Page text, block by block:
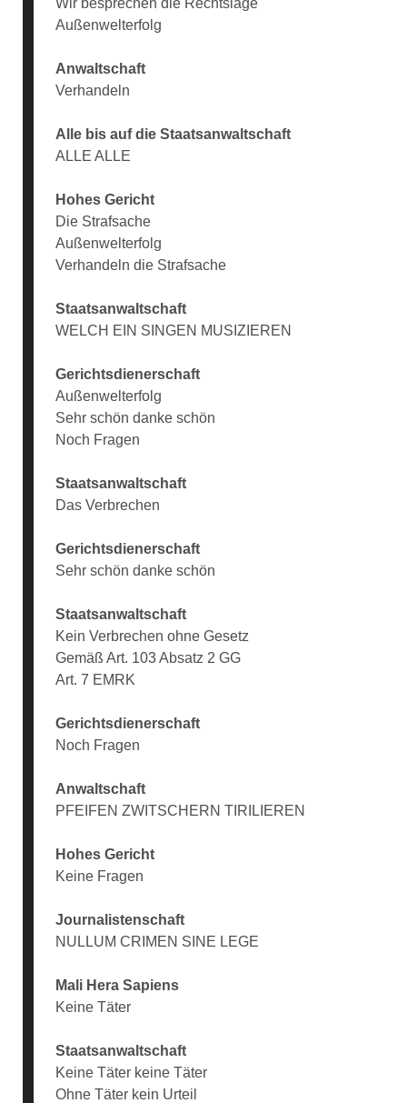
Wir besprechen die Rechtslage
Außenwelterfolg
Anwaltschaft
Verhandeln
Alle bis auf die Staatsanwaltschaft
ALLE ALLE
Hohes Gericht
Die Strafsache
Außenwelterfolg
Verhandeln die Strafsache
Staatsanwaltschaft
WELCH EIN SINGEN MUSIZIEREN
Gerichtsdienerschaft
Außenwelterfolg
Sehr schön danke schön
Noch Fragen
Staatsanwaltschaft
Das Verbrechen
Gerichtsdienerschaft
Sehr schön danke schön
Staatsanwaltschaft
Kein Verbrechen ohne Gesetz
Gemäß Art. 103 Absatz 2 GG
Art. 7 EMRK
Gerichtsdienerschaft
Noch Fragen
Anwaltschaft
PFEIFEN ZWITSCHERN TIRILIEREN
Hohes Gericht
Keine Fragen
Journalistenschaft
NULLUM CRIMEN SINE LEGE
Mali Hera Sapiens
Keine Täter
Staatsanwaltschaft
Keine Täter keine Täter
Ohne Täter kein Urteil